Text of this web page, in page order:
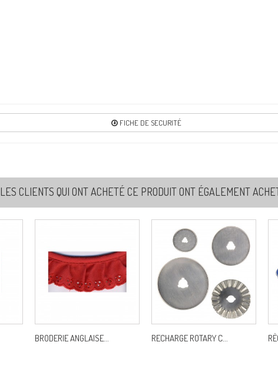
FICHE DE SECURITÉ
LES CLIENTS QUI ONT ACHETÉ CE PRODUIT ONT ÉGALEMENT
BRODERIE ANGLAISE... RECHARGE ROTARY C...